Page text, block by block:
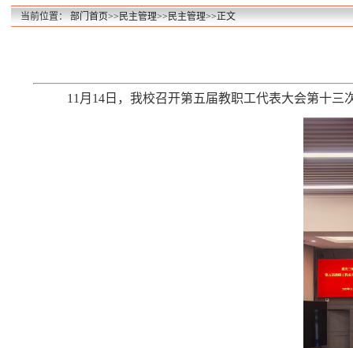
当前位置：部门首页>>民主管理>>民主管理>>正文
11 月 14日，我校召开第五届教职工代表大会第十三